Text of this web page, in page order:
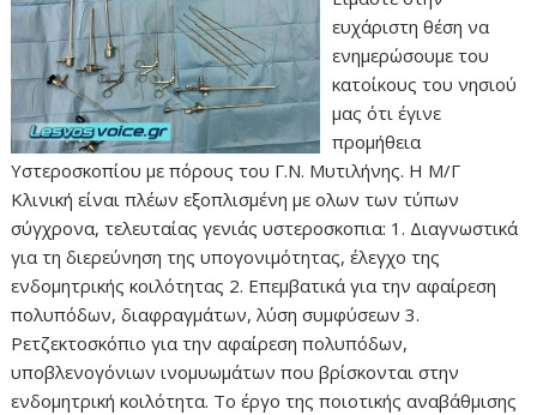
ευχάριστη θέση να
ενημερώσουμε του
κατοίκους του νησιού
μας ότι έγινε
προμήθεια
Υστεροσκοπίου με πόρους του Γ.Ν. Μυτιλήνης. Η Μ/Γ
Κλινική είναι πλέων εξοπλισμένη με ολων των τύπων
σύγχρονα, τελευταίας γενιάς υστεροσκοπια: 1. Διαγνωστικά
για τη διερεύνηση της υπογονιμότητας, έλεγχο της
ενδομητρικής κοιλότητας 2. Επεμβατικά για την αφαίρεση
πολυπόδων, διαφραγμάτων, λύση συμφύσεων 3.
Ρετζεκτοσκόπιο για την αφαίρεση πολυπόδων,
υποβλενογόνιων ινομυωμάτων που βρίσκονται στην
ενδομητρική κοιλότητα. Το έργο της ποιοτικής αναβάθμισης